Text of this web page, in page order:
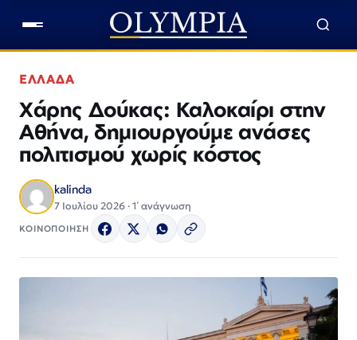
ΕΛΛΑΔΑ
Χάρης Δούκας: Καλοκαίρι στην
Αθήνα, δημιουργούμε ανάσες
πολιτισμού χωρίς κόστος
kalinda
7 Ιουλίου 2026 · 1΄ ανάγνωση
ΚΟΙΝΟΠΟΙΗΣΗ